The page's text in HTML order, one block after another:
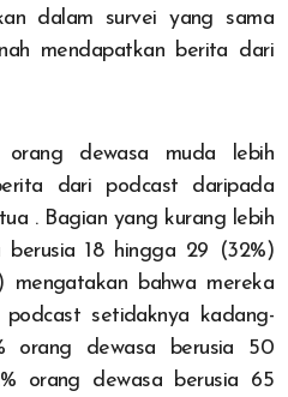
dalam survei yang sama
mendapatkan berita dari
dewasa muda lebih
dari podcast daripada
. Bagian yang kurang lebih
18 hingga 29 (32%)
bahwa mereka
setidaknya kadang-
orang dewasa berusia 50
orang dewasa berusia 65